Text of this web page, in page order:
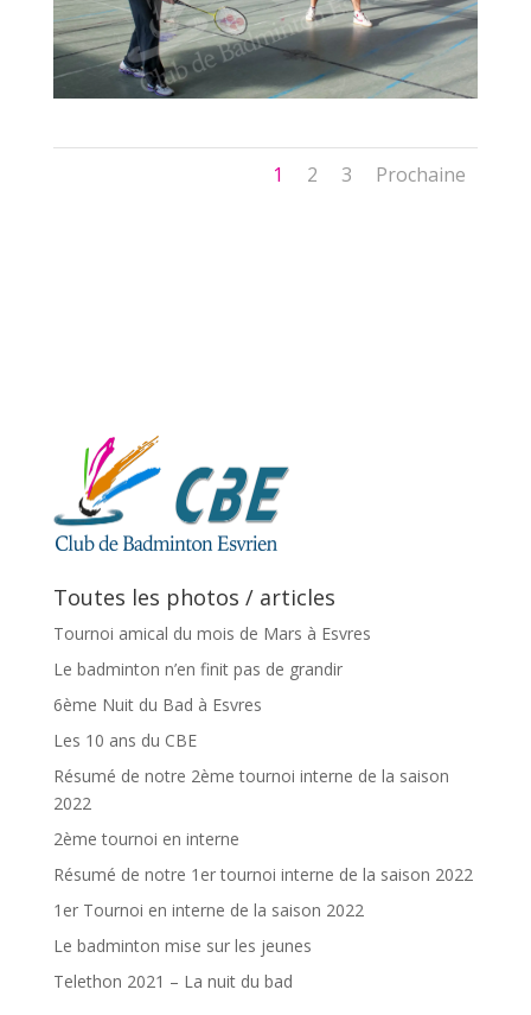
1 2 3 Prochaine
Toutes les photos / articles
Tournoi amical du mois de Mars à Esvres
Le badminton n’en finit pas de grandir
6ème Nuit du Bad à Esvres
Les 10 ans du CBE
Résumé de notre 2ème tournoi interne de la saison
2022
2ème tournoi en interne
Résumé de notre 1er tournoi interne de la saison 2022
1er Tournoi en interne de la saison 2022
Le badminton mise sur les jeunes
Telethon 2021 – La nuit du bad